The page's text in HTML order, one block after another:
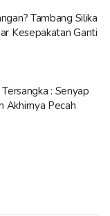
Tambang Silika
Kesepakatan Ganti
: Senyap
Akhirnya Pecah